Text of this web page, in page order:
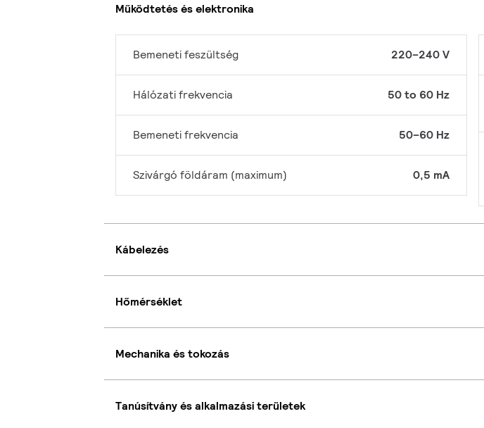
Működtetés és elektronika
Bemeneti feszültség 220–240 V
Hálózati frekvencia 50 to 60 Hz
Bemeneti frekvencia 50–60 Hz
Szivárgó földáram (maximum) 0,5 mA
Kábelezés
Hőmérséklet
Mechanika és tokozás
Tanúsítvány és alkalmazási területek